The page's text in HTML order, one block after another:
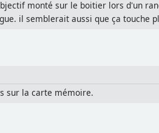
monté sur le boitier lors d'un
il semblerait aussi que ça touche
sur la carte mémoire.